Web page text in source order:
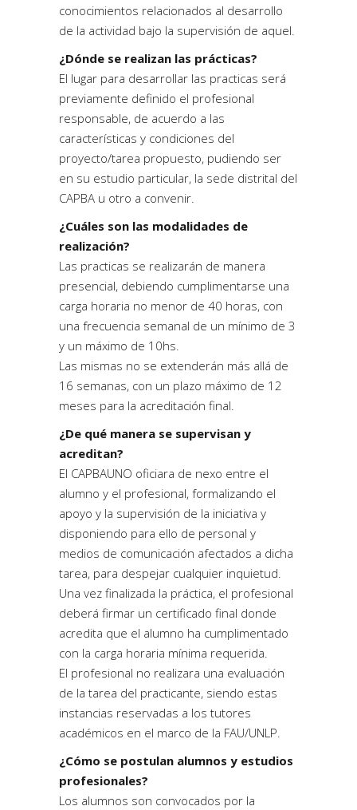
conocimientos relacionados al desarrollo
de la actividad bajo la supervisión de aquel.
¿Dónde se realizan las prácticas?
El lugar para desarrollar las practicas será
previamente definido el profesional
responsable, de acuerdo a las
características y condiciones del
proyecto/tarea propuesto, pudiendo ser
en su estudio particular, la sede distrital del
CAPBA u otro a convenir.
¿Cuáles son las modalidades de
realización?
Las practicas se realizarán de manera
presencial, debiendo cumplimentarse una
carga horaria no menor de 40 horas, con
una frecuencia semanal de un mínimo de 3
y un máximo de 10hs.
Las mismas no se extenderán más allá de
16 semanas, con un plazo máximo de 12
meses para la acreditación final.
¿De qué manera se supervisan y
acreditan?
El CAPBAUNO oficiara de nexo entre el
alumno y el profesional, formalizando el
apoyo y la supervisión de la iniciativa y
disponiendo para ello de personal y
medios de comunicación afectados a dicha
tarea, para despejar cualquier inquietud.
Una vez finalizada la práctica, el profesional
deberá firmar un certificado final donde
acredita que el alumno ha cumplimentado
con la carga horaria mínima requerida.
El profesional no realizara una evaluación
de la tarea del practicante, siendo estas
instancias reservadas a los tutores
académicos en el marco de la FAU/UNLP.
¿Cómo se postulan alumnos y estudios
profesionales?
Los alumnos son convocados por la